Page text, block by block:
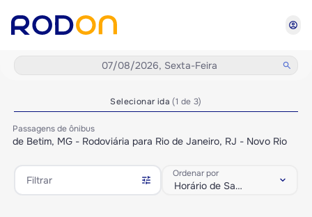
account_circle
07/08/2026, Sexta-Feira search
Selecionar ida(1 de 3)
Passagens de ônibus
de Betim, MG - Rodoviária para Rio de Janeiro, RJ - Novo Rio
Filtrar tune Ordenar por
Horário de Saída keyboard_arrow_down